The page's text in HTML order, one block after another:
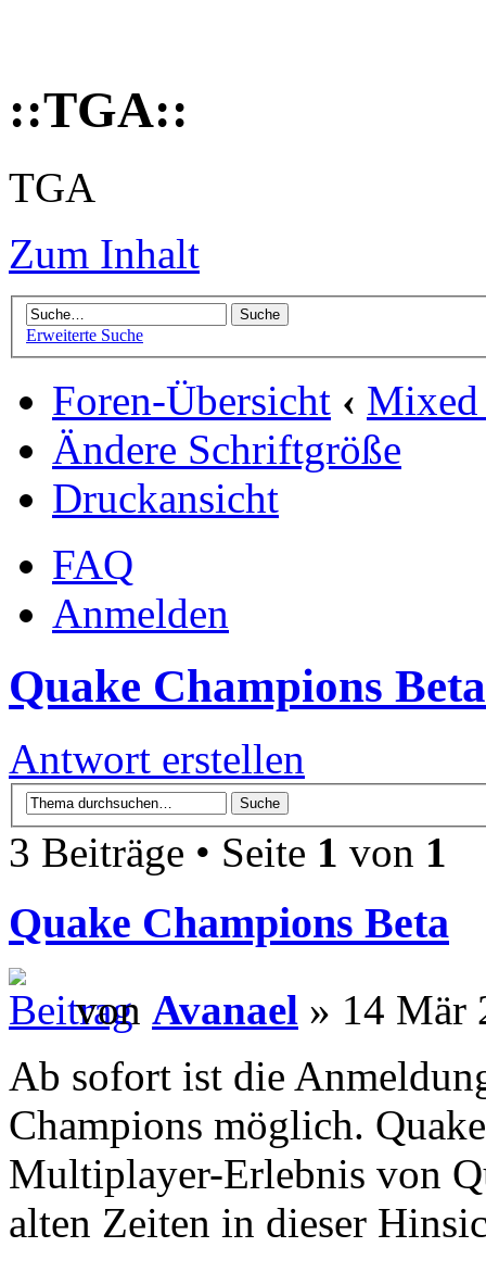
::TGA::
TGA
Zum Inhalt
Erweiterte Suche
Foren-Übersicht ‹ Mixed
Ändere Schriftgröße
Druckansicht
FAQ
Anmelden
Quake Champions Beta
Antwort erstellen
3 Beiträge • Seite 1 von 1
Quake Champions Beta
von Avanael » 14 Mär
Ab sofort ist die
Champions möglich.
Multiplayer-Erlebnis von
alten Zeiten in dieser